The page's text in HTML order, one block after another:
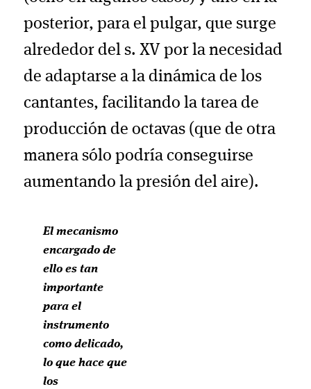
posterior, para el pulgar, que surge
alrededor del s. XV por la necesidad
de adaptarse a la dinámica de los
cantantes, facilitando la tarea de
producción de octavas (que de otra
manera sólo podría conseguirse
aumentando la presión del aire).
El mecanismo
encargado de
ello es tan
importante
para el
instrumento
como delicado,
lo que hace que
los